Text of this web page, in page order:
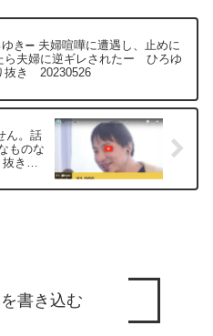
ゆき➖ 夫婦喧嘩に遭遇し、止めに
ら夫婦に逆ギレされたー ひろゆ
抜き 20230526
ん。話
ものな
抜き
書き込む